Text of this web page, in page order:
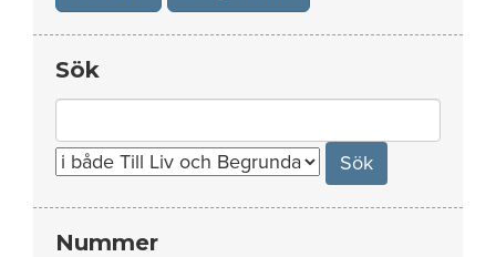
Sök
for:
Nummer